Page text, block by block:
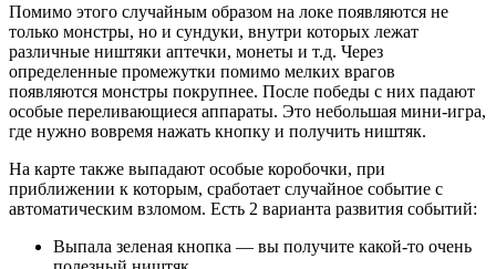
Помимо этого случайным образом на локе появляются не
только монстры, но и сундуки, внутри которых лежат
различные ништяки аптечки, монеты и т.д. Через
определенные промежутки помимо мелких врагов
появляются монстры покрупнее. После победы с них падают
особые переливающиеся аппараты. Это небольшая мини-игра,
где нужно вовремя нажать кнопку и получить ништяк.
На карте также выпадают особые коробочки, при
приближении к которым, сработает случайное событие с
автоматическим взломом. Есть 2 варианта развития событий:
Выпала зеленая кнопка — вы получите какой-то очень